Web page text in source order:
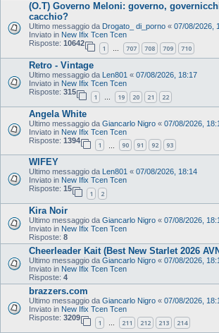
(O.T) Governo Meloni: governo,
cacchio?
Ultimo messaggio da Drogato_ di_porno « 07/08/2026,
Inviato in New Ifix Tcen Tcen
Risposte: 10642
1 … 707 708 709 710
Retro - Vintage
Ultimo messaggio da Len801 « 07/08/2026, 18:17
Inviato in New Ifix Tcen Tcen
Risposte: 315
1 … 19 20 21 22
Angela White
Ultimo messaggio da Giancarlo Nigro « 07/08/2026,
Inviato in New Ifix Tcen Tcen
Risposte: 1394
1 90 91 92 93
WIFEY
Ultimo messaggio da Len801 « 07/08/2026, 18:14
Inviato in New Ifix Tcen Tcen
Risposte: 15
1 2
Kira Noir
Ultimo messaggio da Giancarlo Nigro « 07/08/2026,
Inviato in New Ifix Tcen Tcen
Risposte: 8
Cheerleader Kait (Best New Starlet 2026
Ultimo messaggio da Giancarlo Nigro « 07/08/2026,
Inviato in New Ifix Tcen Tcen
Risposte: 4
brazzers.com
Ultimo messaggio da Giancarlo Nigro « 07/08/2026,
Inviato in New Ifix Tcen Tcen
Risposte: 3209
1 211 212 213 214